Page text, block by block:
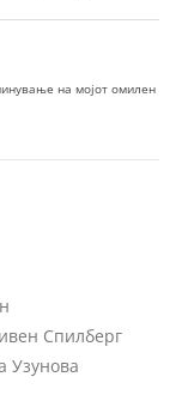
Спилберг
Узунова